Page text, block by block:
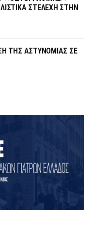
ΣΤΕΛΕΧΗ ΣΤΗΝ
ΤΗΣ ΑΣΤΥΝΟΜΙΑΣ ΣΕ